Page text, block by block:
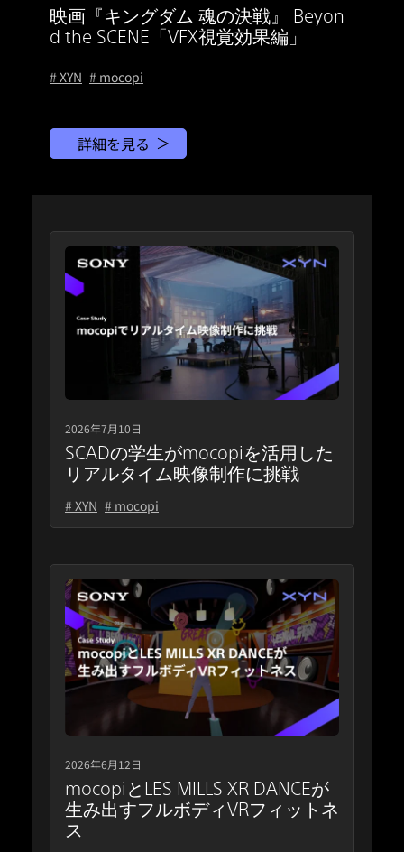
映画『キングダム 魂の決戦』 Beyon
d the SCENE「VFX視覚効果編」
# XYN # mocopi
詳細を見る
2026年7月10日
SCADの学生がmocopiを活用した
リアルタイム映像制作に挑戦
# XYN # mocopi
2026年6月12日
mocopiとLES MILLS XR DANCEが
生み出すフルボディVRフィットネ
ス